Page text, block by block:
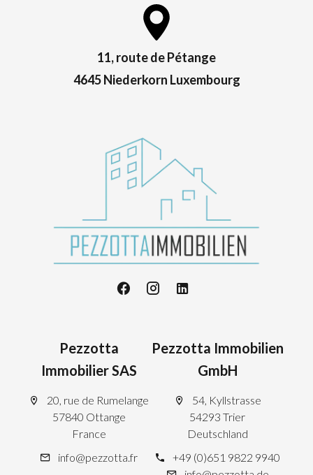
11, route de Pétange
4645 Niederkorn Luxembourg
Pezzotta
Immobilier SAS
20, rue de Rumelange
57840 Ottange
France
info@pezzotta.fr
Pezzotta Immobilien
GmbH
54, Kyllstrasse
54293 Trier
Deutschland
+49 (0)651 9822 9940